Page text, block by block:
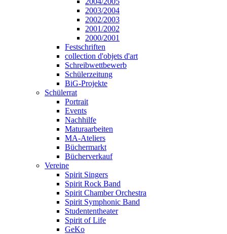
2003/2004
2002/2003
2001/2002
2000/2001
Festschriften
collection d'objets d'art
Schreibwettbewerb
Schülerzeitung
BiG-Projekte
Schülerrat
Portrait
Events
Nachhilfe
Maturaarbeiten
MA-Ateliers
Büchermarkt
Bücherverkauf
Vereine
Spirit Singers
Spirit Rock Band
Spirit Chamber Orchestra
Spirit Symphonic Band
Studententheater
Spirit of Life
GeKo